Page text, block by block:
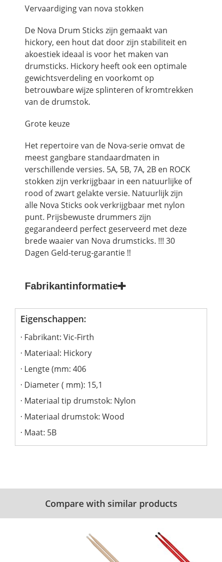
Vervaardiging van nova stokken
De Nova Drum Sticks zijn gemaakt van
hickory, een hout dat door zijn stabiliteit en
akoestiek ideaal is voor het maken van
drumsticks. Hickory heeft ook een optimale
gewichtsverdeling en voorkomt op
betrouwbare wijze splinteren of kromtrekken
van de drumstok.
Grote keuze
Het repertoire van de Nova-serie omvat de
meest gangbare standaardmaten in
verschillende versies. 5A, 5B, 7A, 2B en ROCK
stokken zijn verkrijgbaar in een natuurlijke of
rood of zwart gelakte versie. Natuurlijk zijn
alle Nova Sticks ook verkrijgbaar met nylon
punt. Prijsbewuste drummers zijn
gegarandeerd perfect geserveerd met deze
brede waaier van Nova drumsticks. !!! 30
Dagen Geld-terug-garantie !!
Fabrikantinformatie
Eigenschappen:
Fabrikant: Vic-Firth
Materiaal: Hickory
Lengte (mm: 406
Diameter ( mm): 15,1
Materiaal tip drumstok: Nylon
Materiaal drumstok: Wood
Maat: 5B
Compare with similar products